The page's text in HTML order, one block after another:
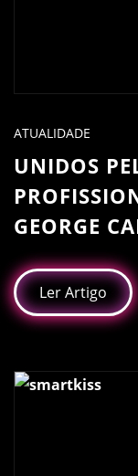
ATUALIDADE
UNIDOS
GEORGE
Ler Artigo